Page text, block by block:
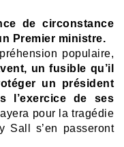
de circonstance
Premier ministre.
populaire,
un fusible qu’il
un président
l’exercice de ses
pour la tragédie
Sall s’en passeront